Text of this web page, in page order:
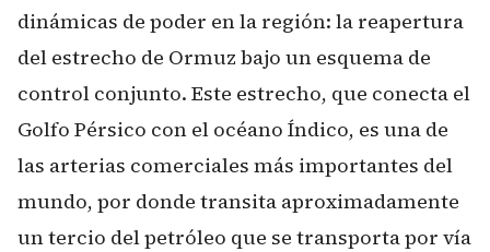
dinámicas de poder en la región: la reapertura
del estrecho de Ormuz bajo un esquema de
control conjunto. Este estrecho, que conecta el
Golfo Pérsico con el océano Índico, es una de
las arterias comerciales más importantes del
mundo, por donde transita aproximadamente
un tercio del petróleo que se transporta por vía